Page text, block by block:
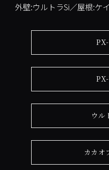
外壁:ウルトラSi／屋根:ケ
ウル
カカオ